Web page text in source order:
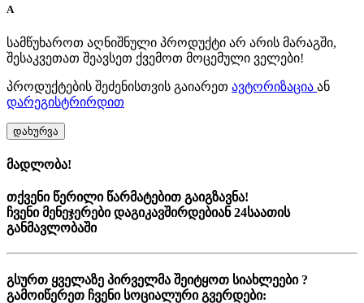
A
სამწუხაროთ აღნიშნული პროდუქტი არ არის მარაგში,
შესაკვეთათ შეავსეთ ქვემოთ მოცემული ველები!
პროდუქტების შეძენისთვის გაიარეთ ავტორიზაცია ან
დარეგისტრირდით
დახურვა
მადლობა!
თქვენი წერილი წარმატებით გაიგზავნა!
ჩვენი მენეჯერები დაგიკავშირდებიან 24საათის
განმავლობაში
გსურთ ყველაზე პირველმა შეიტყოთ სიახლეები ?
გამოიწერეთ ჩვენი სოციალური გვერდები: